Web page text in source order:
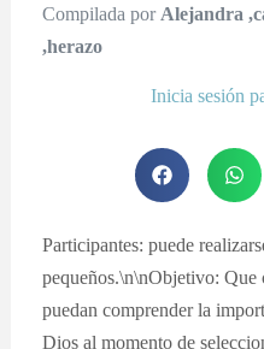
Compilada por Alejandra
,herazo
Inicia sesión
Participantes: puede
pequeños.\n\nObjetivo: Que
puedan comprender la
Dios al momento de